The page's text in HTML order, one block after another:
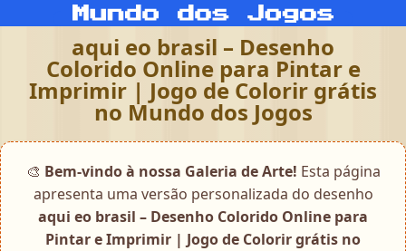
aqui eo brasil – Desenho
Colorido Online para Pintar e
Imprimir | Jogo de Colorir grátis
no Mundo dos Jogos
🎨 Bem-vindo à nossa Galeria de Arte! Esta página
apresenta uma versão personalizada do desenho
aqui eo brasil – Desenho Colorido Online para
Pintar e Imprimir | Jogo de Colorir grátis no